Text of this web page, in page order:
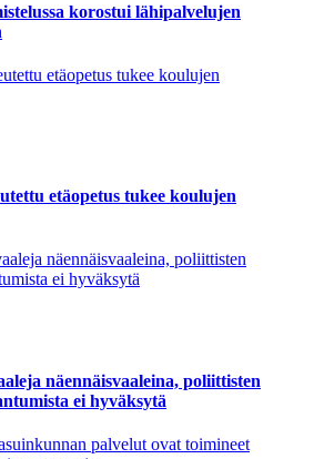
korostui lähipalvelujen
etäopetus tukee koulujen
näennäisvaaleina, poliittisten
ei hyväksytä